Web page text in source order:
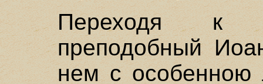
Переходя к
преподобный
нем с особенною